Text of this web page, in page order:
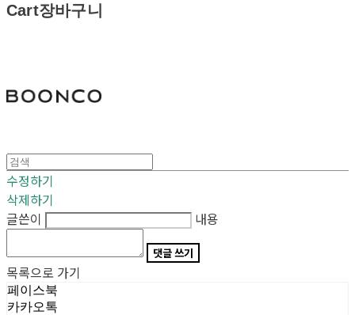
Cart장바구니
수정하기
삭제하기
글쓴이
내용
댓글 쓰기
목록으로 가기
페이스북
카카오톡